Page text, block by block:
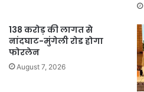
138 करोड़ की लागत से
नांदघाट-मुंगेली रोड होगा
फोरलेन
August 7, 2026